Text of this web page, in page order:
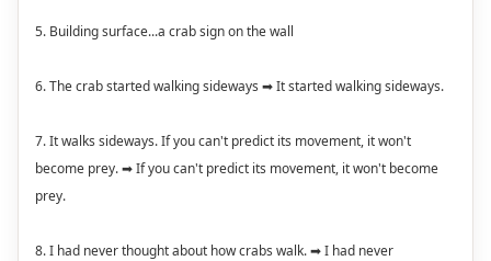
5. Building surface...a crab sign on the wall
6. The crab started walking sideways ➡ It started walking sideways.
7. It walks sideways. If you can't predict its movement, it won't
become prey. ➡ If you can't predict its movement, it won't become
prey.
8. I had never thought about how crabs walk. ➡ I had never